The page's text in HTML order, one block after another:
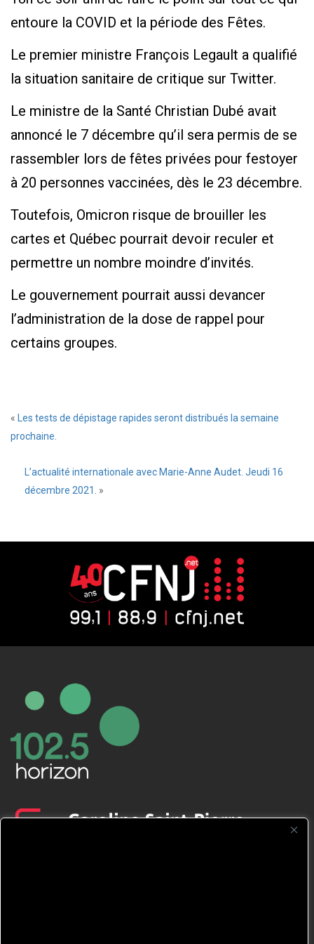
entoure la COVID et la période des Fêtes.
Le premier ministre François Legault a qualifié
la situation sanitaire de critique sur Twitter.
Le ministre de la Santé Christian Dubé avait
annoncé le 7 décembre qu’il sera permis de se
rassembler lors de fêtes privées pour festoyer
à 20 personnes vaccinées, dès le 23 décembre.
Toutefois, Omicron risque de brouiller les
cartes et Québec pourrait devoir reculer et
permettre un nombre moindre d’invités.
Le gouvernement pourrait aussi devancer
l’administration de la dose de rappel pour
certains groupes.
« Les tests de dépistage rapides seront distribués la semaine
prochaine.
L’actualité internationale avec Marie-Anne Audet. Jeudi 16
décembre 2021. »